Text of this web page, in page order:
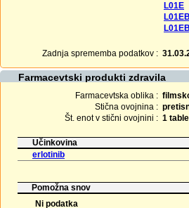
L01E
L01EB
Zadnja sprememba podatkov :
Farmacevtski produkti zdravila
Farmacevtska oblika :
Stična ovojnina :
Št. enot v stični ovojnini : 1
Učinkovina
erlotinib
Pomožna snov
Ni podatka